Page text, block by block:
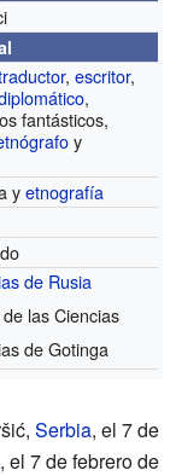
,escritor,
,
fantásticos,
y
yetnografía
de Rusia
las Ciencias
de Gotinga
Serbia, el 7 de
, el 7 de febrero de